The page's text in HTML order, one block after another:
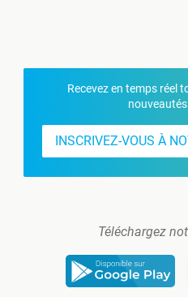
Recevez en temps réel
INSCRIVEZ-VOUS À
Téléchargez